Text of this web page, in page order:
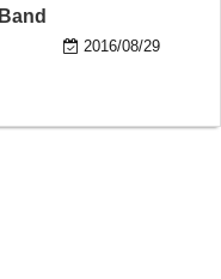
2016/08/29